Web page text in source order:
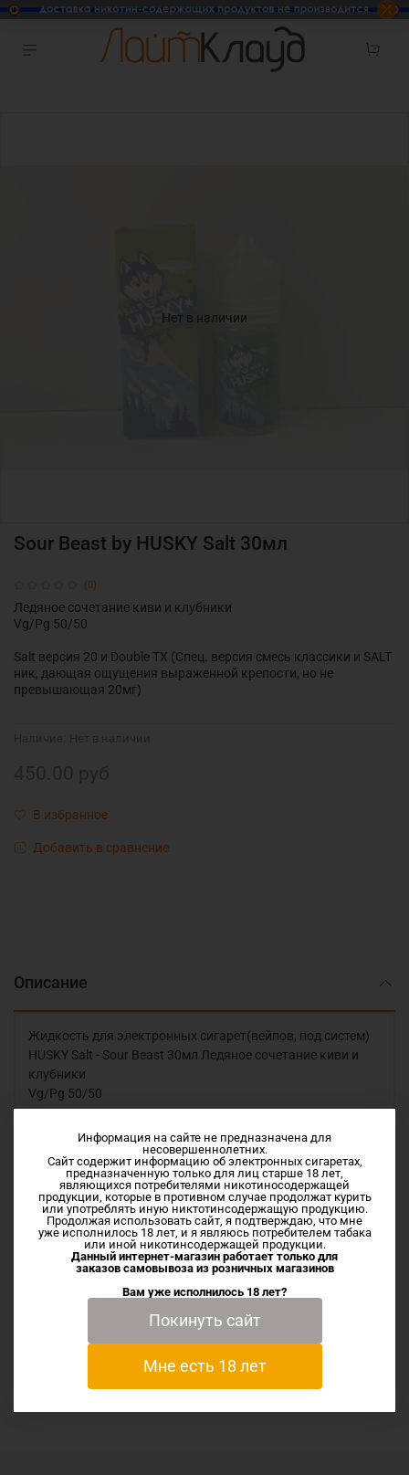
Нет в наличии
(0)
Sour Beast by HUSKY Salt 30мл
В избранное
Добавить в сравнение
Ледяное сочетание киви и клубники
Vg/Pg 50/50
Salt версия 20 и Double TX (Спец. версия смесь классики и SALT
ник, дающая ощущения выраженной крепости, но не
превышающая 20мг)
Описание
Жидкость для электронных сигарет(вейпов, под систем)
HUSKY Salt - Sour Beast 30мл Ледяное сочетание киви и
клубники
Vg/Pg 50/50
Salt версия 20 и Double TX (Спец. версия смесь классики и
SALT ник, дающая ощущения выраженной крепости, но не
превышающая 20мг)
Купить данную жидкость вы сможете в нашем интернет-
магазине с доставкой на дом, на работу, в офис.
Отправляем заказы в день оплаты, СДЭКом, Деловыми
Линиями, Почтой России.
Информация на сайте не предназначена для
несовершеннолетних.
Сайт содержит информацию об электронных сигаретах,
предназначенную только для лиц старше 18 лет,
являющихся потребителями никотиносодержащей
продукции, которые в противном случае продолжат курить
или употреблять иную никтотинсодержащую продукцию.
Продолжая использовать сайт, я подтверждаю, что мне
уже исполнилось 18 лет, и я являюсь потребителем табака
или иной никотинсодержащей продукции.
Данный интернет-магазин работает только для
заказов самовывоза из розничных магазинов
Вам уже исполнилось 18 лет?
Покинуть сайт
Мне есть 18 лет